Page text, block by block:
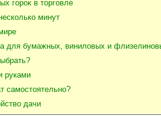
горок в торговле
минут
для бумажных, виниловых и
руками
самостоятельно?
дачи